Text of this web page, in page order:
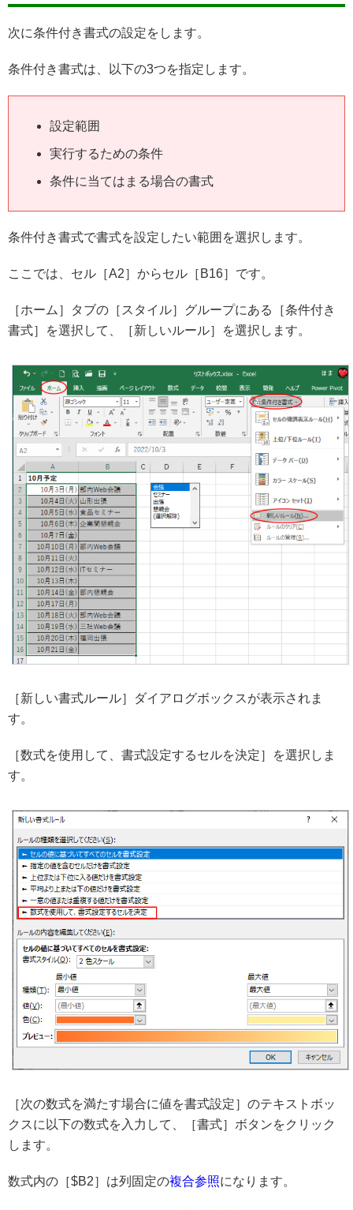
次に条件付き書式の設定をします。
条件付き書式は、以下の3つを指定します。
設定範囲
実行するための条件
条件に当てはまる場合の書式
条件付き書式で書式を設定したい範囲を選択します。
ここでは、セル［A2］からセル［B16］です。
［ホーム］タブの［スタイル］グループにある［条件付き
書式］を選択して、［新しいルール］を選択します。
［新しい書式ルール］ダイアログボックスが表示されま
す。
［数式を使用して、書式設定するセルを決定］を選択しま
す。
［次の数式を満たす場合に値を書式設定］のテキストボッ
クスに以下の数式を入力して、［書式］ボタンをクリック
します。
数式内の［$B2］は列固定の複合参照になります。